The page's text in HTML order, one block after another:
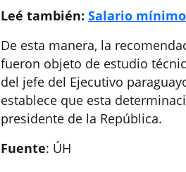
Leé también: Salario
De esta manera, la
fueron objeto de estudio
del jefe del Ejecutivo
establece que esta
presidente de la República.
Fuente: ÚH